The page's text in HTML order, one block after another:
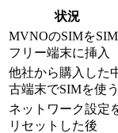
状況
MVNOのSIMをSIM
フリー端末に挿入
他社から購入した
古端末でSIMを使う
ネットワーク設定
リセットした後